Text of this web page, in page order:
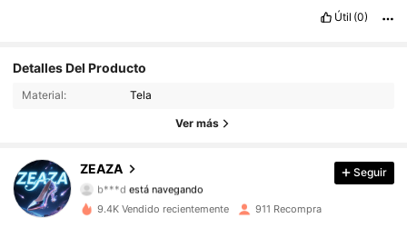
Útil (0)
Detalles Del Producto
Material: Tela
Ver más
ZEAZA
b***d está navegando
Seguir
9.4K Vendido recientemente 911 Recompra